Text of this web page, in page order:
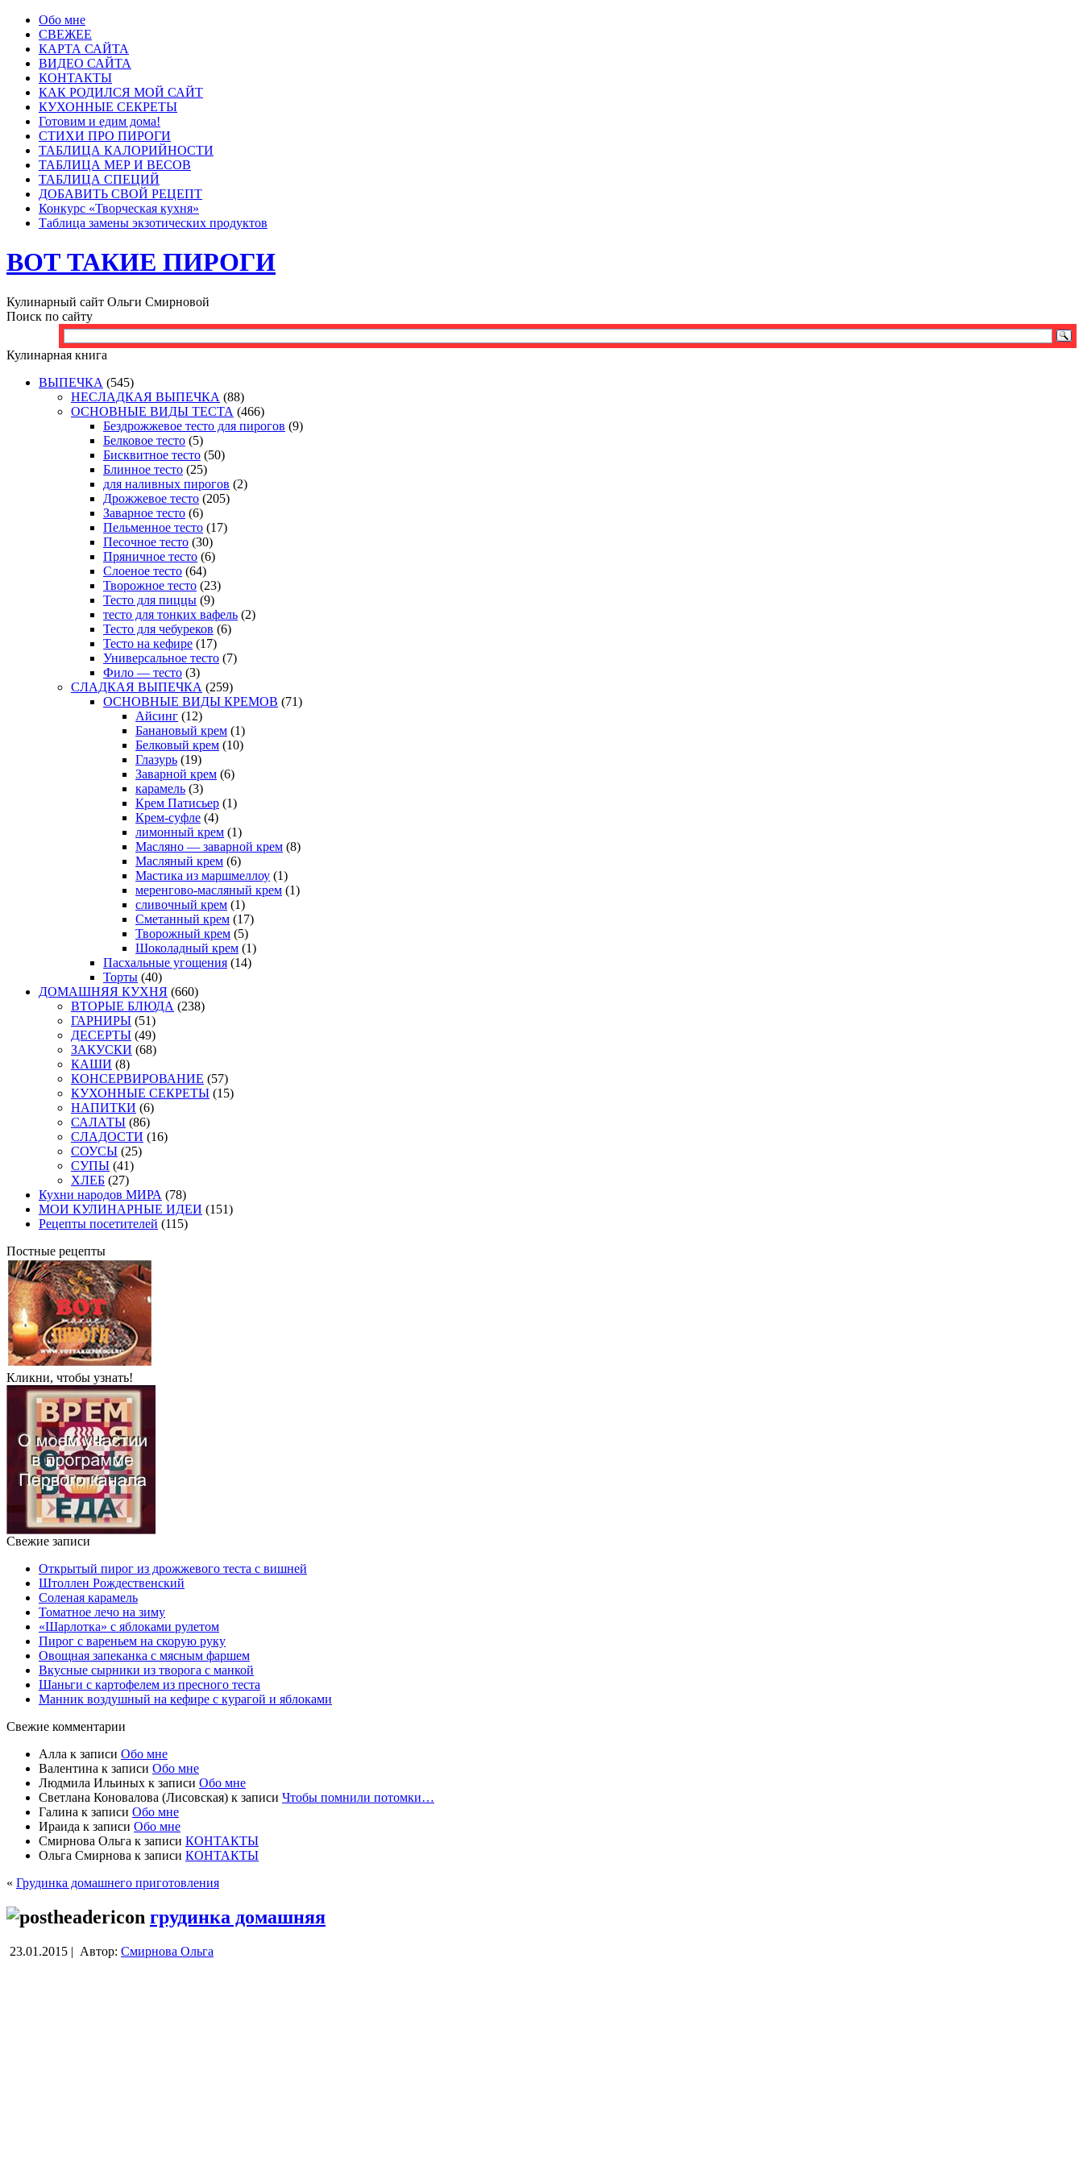
Обо мне
СВЕЖЕЕ
КАРТА САЙТА
ВИДЕО САЙТА
КОНТАКТЫ
КАК РОДИЛСЯ МОЙ САЙТ
КУХОННЫЕ СЕКРЕТЫ
Готовим и едим дома!
СТИХИ ПРО ПИРОГИ
ТАБЛИЦА КАЛОРИЙНОСТИ
ТАБЛИЦА МЕР И ВЕСОВ
ТАБЛИЦА СПЕЦИЙ
ДОБАВИТЬ СВОЙ РЕЦЕПТ
Конкурс «Творческая кухня»
Таблица замены экзотических продуктов
ВОТ ТАКИЕ ПИРОГИ
Кулинарный сайт Ольги Смирновой
Поиск по сайту
Кулинарная книга
ВЫПЕЧКА (545)
НЕСЛАДКАЯ ВЫПЕЧКА (88)
ОСНОВНЫЕ ВИДЫ ТЕСТА (466)
Бездрожжевое тесто для пирогов (9)
Белковое тесто (5)
Бисквитное тесто (50)
Блинное тесто (25)
для наливных пирогов (2)
Дрожжевое тесто (205)
Заварное тесто (6)
Пельменное тесто (17)
Песочное тесто (30)
Пряничное тесто (6)
Слоеное тесто (64)
Творожное тесто (23)
Тесто для пиццы (9)
тесто для тонких вафель (2)
Тесто для чебуреков (6)
Тесто на кефире (17)
Универсальное тесто (7)
Фило — тесто (3)
СЛАДКАЯ ВЫПЕЧКА (259)
ОСНОВНЫЕ ВИДЫ КРЕМОВ (71)
Айсинг (12)
Банановый крем (1)
Белковый крем (10)
Глазурь (19)
Заварной крем (6)
карамель (3)
Крем Патисьер (1)
Крем-суфле (4)
лимонный крем (1)
Масляно — заварной крем (8)
Масляный крем (6)
Мастика из маршмеллоу (1)
меренгово-масляный крем (1)
сливочный крем (1)
Сметанный крем (17)
Творожный крем (5)
Шоколадный крем (1)
Пасхальные угощения (14)
Торты (40)
ДОМАШНЯЯ КУХНЯ (660)
ВТОРЫЕ БЛЮДА (238)
ГАРНИРЫ (51)
ДЕСЕРТЫ (49)
ЗАКУСКИ (68)
КАШИ (8)
КОНСЕРВИРОВАНИЕ (57)
КУХОННЫЕ СЕКРЕТЫ (15)
НАПИТКИ (6)
САЛАТЫ (86)
СЛАДОСТИ (16)
СОУСЫ (25)
СУПЫ (41)
ХЛЕБ (27)
Кухни народов МИРА (78)
МОИ КУЛИНАРНЫЕ ИДЕИ (151)
Рецепты посетителей (115)
Постные рецепты
Кликни, чтобы узнать!
Свежие записи
Открытый пирог из дрожжевого теста с вишней
Штоллен Рождественский
Соленая карамель
Томатное лечо на зиму
«Шарлотка» с яблоками рулетом
Пирог с вареньем на скорую руку
Овощная запеканка с мясным фаршем
Вкусные сырники из творога с манкой
Шаньги с картофелем из пресного теста
Манник воздушный на кефире с курагой и яблоками
Свежие комментарии
Алла к записи Обо мне
Валентина к записи Обо мне
Людмила Ильиных к записи Обо мне
Светлана Коновалова (Лисовская) к записи Чтобы помнили потомки…
Галина к записи Обо мне
Ираида к записи Обо мне
Смирнова Ольга к записи КОНТАКТЫ
Ольга Смирнова к записи КОНТАКТЫ
« Грудинка домашнего приготовления
грудинка домашняя
23.01.2015 | Автор: Смирнова Ольга